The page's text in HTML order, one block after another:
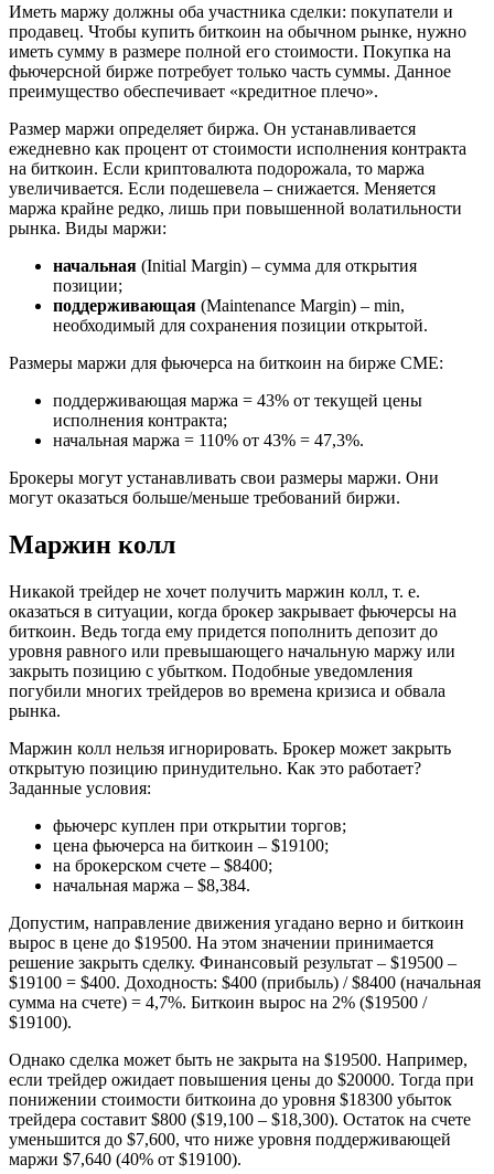
Иметь маржу должны оба участника сделки: покупатели и
продавец. Чтобы купить биткоин на обычном рынке, нужно
иметь сумму в размере полной его стоимости. Покупка на
фьючерсной бирже потребует только часть суммы. Данное
преимущество обеспечивает «кредитное плечо».
Размер маржи определяет биржа. Он устанавливается
ежедневно как процент от стоимости исполнения контракта
на биткоин. Если криптовалюта подорожала, то маржа
увеличивается. Если подешевела – снижается. Меняется
маржа крайне редко, лишь при повышенной волатильности
рынка. Виды маржи:
начальная (Initial Margin) – сумма для открытия
позиции;
поддерживающая (Maintenance Margin) – min,
необходимый для сохранения позиции открытой.
Размеры маржи для фьючерса на биткоин на бирже CME:
поддерживающая маржа = 43% от текущей цены
исполнения контракта;
начальная маржа = 110% от 43% = 47,3%.
Брокеры могут устанавливать свои размеры маржи. Они
могут оказаться больше/меньше требований биржи.
Маржин колл
Никакой трейдер не хочет получить маржин колл, т. е.
оказаться в ситуации, когда брокер закрывает фьючерсы на
биткоин. Ведь тогда ему придется пополнить депозит до
уровня равного или превышающего начальную маржу или
закрыть позицию с убытком. Подобные уведомления
погубили многих трейдеров во времена кризиса и обвала
рынка.
Маржин колл нельзя игнорировать. Брокер может закрыть
открытую позицию принудительно. Как это работает?
Заданные условия:
фьючерс куплен при открытии торгов;
цена фьючерса на биткоин – $19100;
на брокерском счете – $8400;
начальная маржа – $8,384.
Допустим, направление движения угадано верно и биткоин
вырос в цене до $19500. На этом значении принимается
решение закрыть сделку. Финансовый результат – $19500 –
$19100 = $400. Доходность: $400 (прибыль) / $8400 (начальная
сумма на счете) = 4,7%. Биткоин вырос на 2% ($19500 /
$19100).
Однако сделка может быть не закрыта на $19500. Например,
если трейдер ожидает повышения цены до $20000. Тогда при
понижении стоимости биткоина до уровня $18300 убыток
трейдера составит $800 ($19,100 – $18,300). Остаток на счете
уменьшится до $7,600, что ниже уровня поддерживающей
маржи $7,640 (40% от $19100).